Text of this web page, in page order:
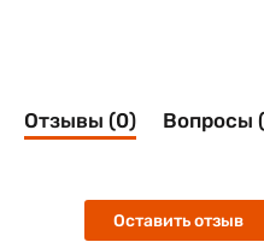
Отзывы (0) Вопросы
Оставить отзыв